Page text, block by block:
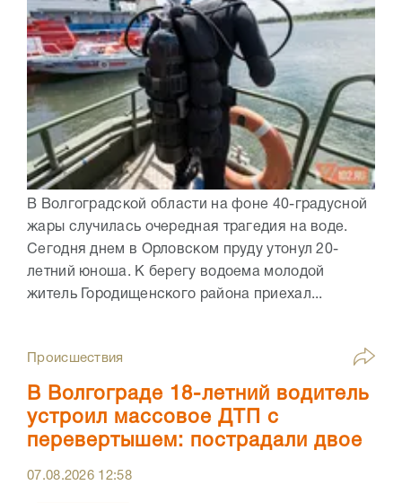
В Волгоградской области на фоне 40-градусной
жары случилась очередная трагедия на воде.
Сегодня днем в Орловском пруду утонул 20-
летний юноша. К берегу водоема молодой
житель Городищенского района приехал...
Происшествия
В Волгограде 18-летний водитель
устроил массовое ДТП с
перевертышем: пострадали двое
07.08.2026 12:58